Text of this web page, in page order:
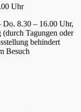
Uhr
Do. 8.30 – 16.00 Uhr,
Tagungen oder
behindert
Besuch